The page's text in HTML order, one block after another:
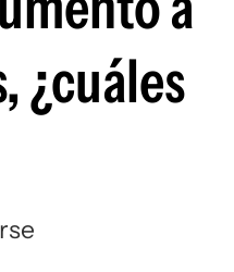
Siguenos en:
¿cuáles